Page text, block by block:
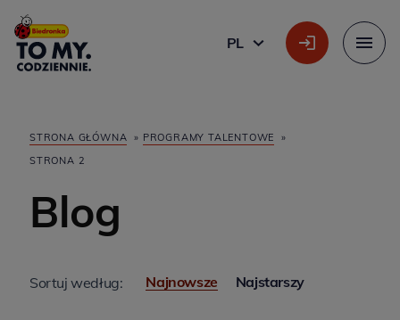
Główne logo
PL
POLSKI
STRONA GŁÓWNA » PROGRAMY TALENTOWE
»
STRONA 2
Blog
Sortuj według: Najnowsze Najstarszy